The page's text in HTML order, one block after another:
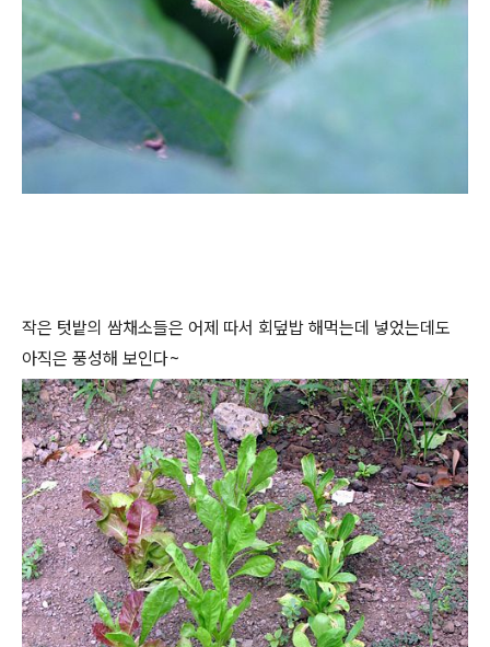
작은 텃밭의 쌈채소들은 어제 따서 회덮밥 해먹는데 넣었는데도
아직은 풍성해 보인다~